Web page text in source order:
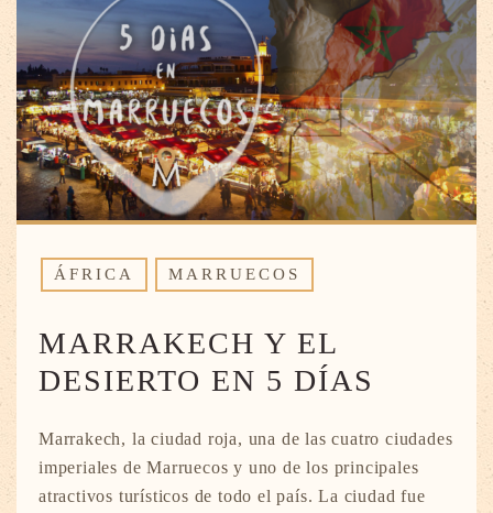
ÁFRICA MARRUECOS
MARRAKECH Y EL
DESIERTO EN 5 DÍAS
Marrakech, la ciudad roja, una de las cuatro ciudades
imperiales de Marruecos y uno de los principales
atractivos turísticos de todo el país. La ciudad fue